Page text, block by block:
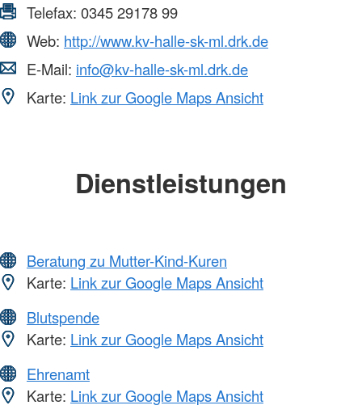
Telefax: 0345 29178 99
Web: http://www.kv-halle-sk-ml.drk.de
E-Mail: info@kv-halle-sk-ml.drk.de
Karte: Link zur Google Maps Ansicht
Dienstleistungen
Beratung zu Mutter-Kind-Kuren
Karte: Link zur Google Maps Ansicht
Blutspende
Karte: Link zur Google Maps Ansicht
Ehrenamt
Karte: Link zur Google Maps Ansicht